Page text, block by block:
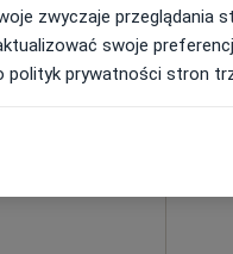
Kubiak
zwyczaje przeglądania
swoje
polityk prywatności stron